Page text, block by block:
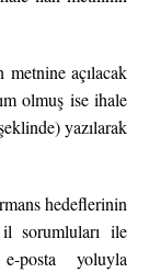
metnine açılacak
olmuş ise ihale
yazılarak
hedeflerinin
sorumluları ile
posta yoluyla